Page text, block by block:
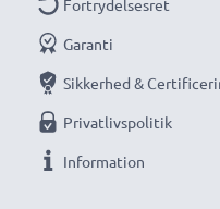
til
videokameraer eller
erstatningsbatterier fra
Fortrydelsesret
Garanti
Sikkerhed &
Privatlivspolitik
Information